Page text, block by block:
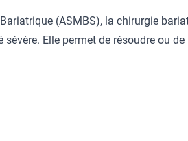
(ASMBS), la chirurgie
Elle permet de résoudre ou